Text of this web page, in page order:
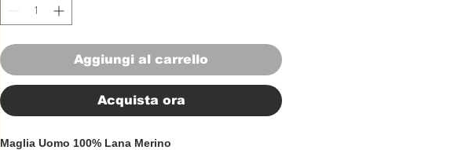
Aggiungi al carrello
Acquista ora
Maglia Uomo 100% Lana Merino